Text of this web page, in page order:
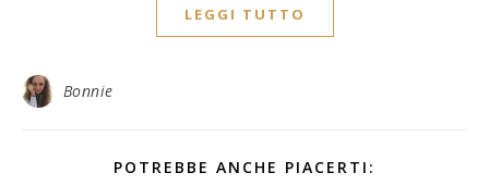
LEGGI TUTTO
Bonnie
POTREBBE ANCHE PIACERTI: